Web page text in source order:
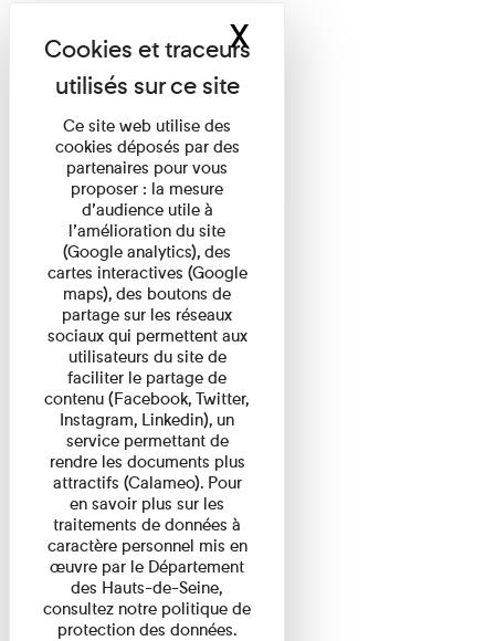
Ce site web utilise des
cookies déposés par des
partenaires pour vous
proposer : la mesure
d’audience utile à
l’amélioration du site
(Google analytics), des
cartes interactives (Google
maps), des boutons de
partage sur les réseaux
sociaux qui permettent aux
utilisateurs du site de
faciliter le partage de
contenu (Facebook, Twitter,
Instagram, Linkedin), un
service permettant de
rendre les documents plus
attractifs (Calameo). Pour
en savoir plus sur les
traitements de données à
caractère personnel mis en
œuvre par le Département
des Hauts-de-Seine,
consultez notre politique de
protection des données.
XMasquer le